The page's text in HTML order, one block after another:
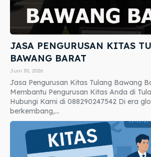
JASA PENGURUSAN KITAS
BAWANG BARAT
Juni 30, 2026
Jasa Pengurusan Kitas Tulang Bawang
Membantu Pengurusan Kitas Anda di
Hubungi Kami di 088290247542 Di era
berkembang,...